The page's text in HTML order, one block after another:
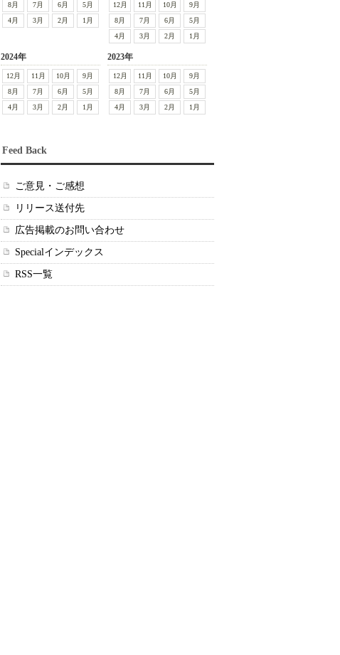
8月 7月 6月
5月
4月
3月 2月 1月
12月 11月 10月
9月
8月
7月 6月
5月
4月
3月 2月 1月
2024年
12月 11月 10月
9月
8月
7月 6月
5月
4月
3月 2月 1月
2023年
12月 11月 10月
9月
8月
7月 6月
5月
4月
3月 2月 1月
Feed Back
ご意見・ご感想
リリース送付先
広告掲載のお問い合わせ
Specialインデックス
RSS一覧